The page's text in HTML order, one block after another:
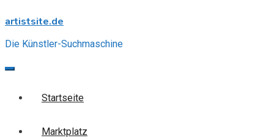
to
artistsite.de
Die Künstler-Suchmaschine
Startseite
Marktplatz